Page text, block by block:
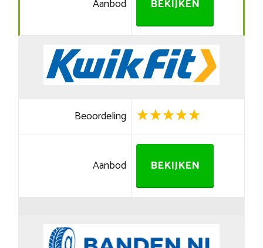
Aanbod BEKIJKEN
Beoordeling
Aanbod BEKIJKEN